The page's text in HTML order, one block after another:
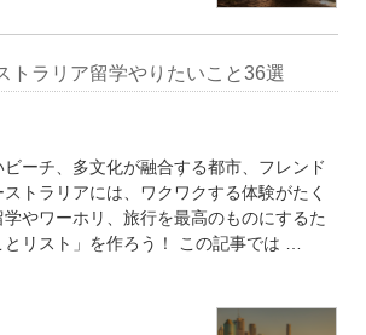
トラリア留学やりたいこと36選
ーチ、多文化が融合する都市、フレンド
トラリアには、ワクワクする体験がたく
やワーホリ、旅行を最高のものにするた
リスト」を作ろう！ この記事では …